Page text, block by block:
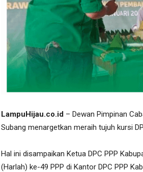
LampuHijau.co.id – Dewan Pimpinan
Subang menargetkan meraih tujuh kursi
Hal ini disampaikan Ketua DPC PPP
(Harlah) ke-49 PPP di Kantor DPC PPP